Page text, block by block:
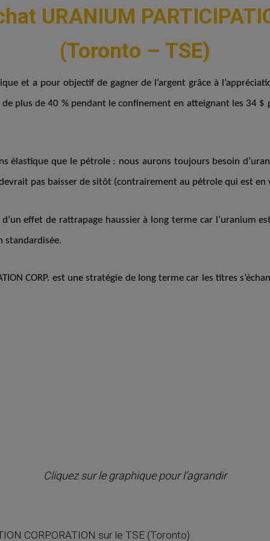
URANIUM
(Toronto – TSE)
et a pour objectif de gagner de l’argent grâce à
de plus de 40 % pendant le confinement en atteignant les 34
élastique que le pétrole : nous aurons toujours besoin
pas baisser de sitôt (contrairement au pétrole qui est en
effet de rattrapage haussier à long terme car l’uranium
standardisée.
CORP. est une stratégie de long terme car les titres
Cliquez sur le graphique pour l’agrandir
CORPORATION sur le TSE (Toronto)